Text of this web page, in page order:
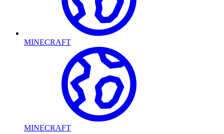
MINECRAFT
MINECRAFT